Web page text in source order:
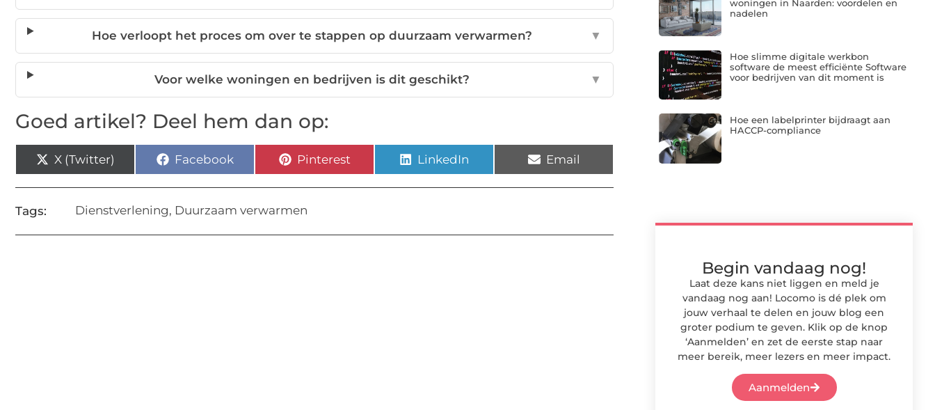
Hoe verloopt het proces om over te stappen op duurzaam verwarmen? ▼
Voor welke woningen en bedrijven is dit geschikt? ▼
Goed artikel? Deel hem dan op:
X (Twitter) Facebook Pinterest LinkedIn Email
Tags: Dienstverlening, Duurzaam verwarmen
woningen in Naarden: voordelen en
nadelen
Hoe slimme digitale werkbon
software de meest efficiënte Software
voor bedrijven van dit moment is
Hoe een labelprinter bijdraagt aan
HACCP-compliance
Begin vandaag nog!
Laat deze kans niet liggen en meld je
vandaag nog aan! Locomo is dé plek om
jouw verhaal te delen en jouw blog een
groter podium te geven. Klik op de knop
‘Aanmelden’ en zet de eerste stap naar
meer bereik, meer lezers en meer impact.
Aanmelden